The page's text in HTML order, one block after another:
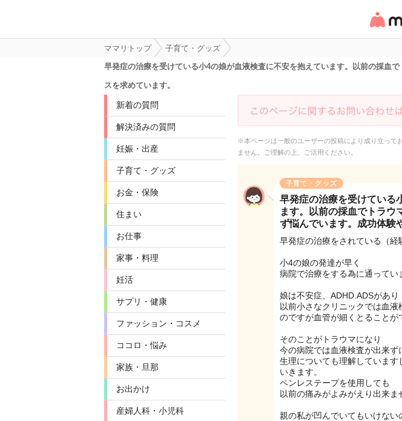
リ・情
ママリトップ
子育て・グッズ
早発症の治療を受けている小4の娘が血液検査に不安を抱えています。以前の採血
スを求めています。
新着の質問
解決済みの質問
妊娠・出産
子育て・グッズ
お金・保険
住まい
お仕事
家事・料理
妊活
サプリ・健康
ファッション・コスメ
ココロ・悩み
家族・旦那
お出かけ
産婦人科・小児科
※本ページは一般のユーザーの投稿により成り立って
ません。ご理解の上、ご活用ください。
子育て・グッズ
早発症の治療を受けている
ます。以前の採血でトラウ
ず悩んでいます。成功体験
早発症の治療をされている（経
小4の娘の発達が早く
病院で治療をする為に通ってい
娘は不安症、ADHD.ADSがあり
以前小さなクリニックでは血
のですが血管が細くとることが
そのことがトラウマになり
今の病院では血液検査が出来ず
生理についても理解していま
いきます。
ペンレステープを使用しても
以前の痛みがよみがえり出来ま
親の私が凹んでいてもいけな